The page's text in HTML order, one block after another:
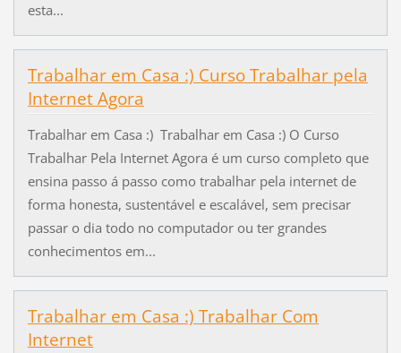
esta...
Trabalhar em Casa :) Curso Trabalhar pela
Internet Agora
Trabalhar em Casa :) Trabalhar em Casa :) O Curso
Trabalhar Pela Internet Agora é um curso completo que
ensina passo á passo como trabalhar pela internet de
forma honesta, sustentável e escalável, sem precisar
passar o dia todo no computador ou ter grandes
conhecimentos em...
Trabalhar em Casa :) Trabalhar Com
Internet